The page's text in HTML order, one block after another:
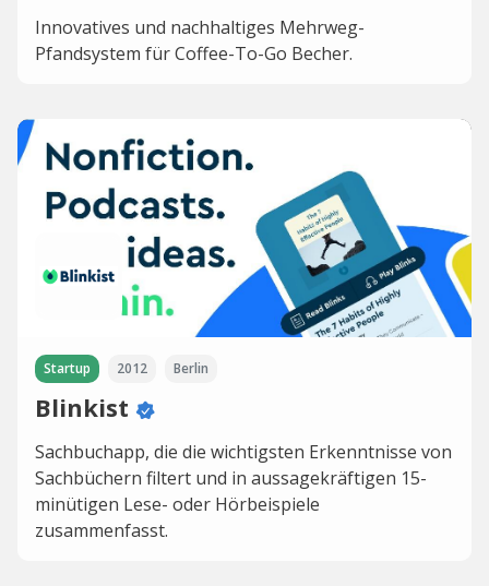
Innovatives und nachhaltiges Mehrweg-
Pfandsystem für Coffee-To-Go Becher.
Startup 2012 Berlin
Blinkist
Sachbuchapp, die die wichtigsten Erkenntnisse von
Sachbüchern filtert und in aussagekräftigen 15-
minütigen Lese- oder Hörbeispiele
zusammenfasst.